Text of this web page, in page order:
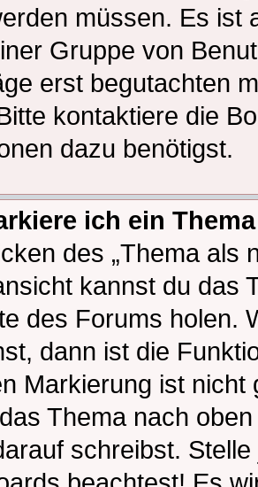
müssen. Es ist
Gruppe von
erst begutachten
kontaktiere die
dazu benötigst.
ich ein
des „Thema als
kannst du das
des Forums holen.
dann ist die
Markierung ist
Thema nach
schreibst.